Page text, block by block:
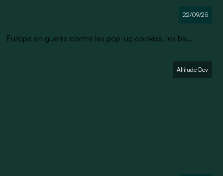
22/09/25
Europe en guerre contre les pop-up cookies, les ba...
Altitude Dev